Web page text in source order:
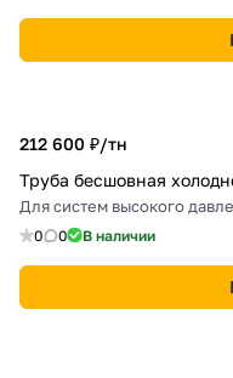
212 600 ₽/тн
Труба бесшовная
Для систем высокого
0 0 В наличии